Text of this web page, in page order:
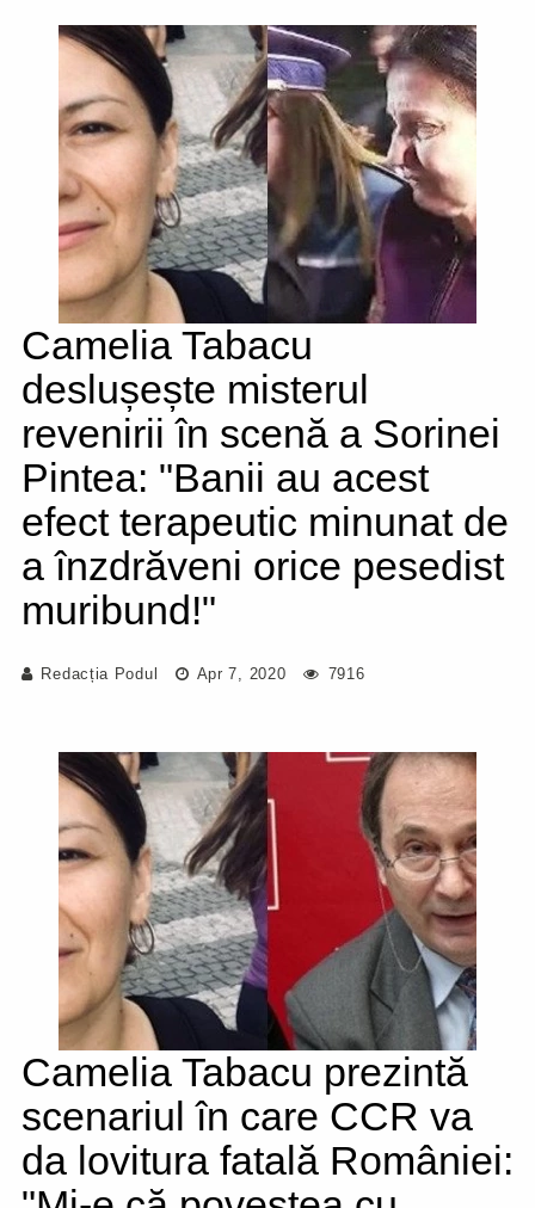
Camelia Tabacu
deslușește misterul
revenirii în scenă a Sorinei
Pintea: "Banii au acest
efect terapeutic minunat de
a înzdrăveni orice pesedist
muribund!"
Redacția Podul Apr 7, 2020 7916
Camelia Tabacu prezintă
scenariul în care CCR va
da lovitura fatală României: